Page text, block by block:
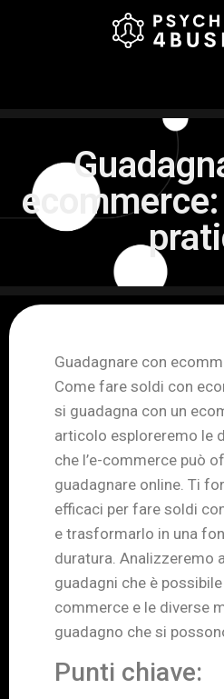
Guadagnare con
Come fare soldi con
si guadagna con un
articolo esploreremo le
che l’e-commerce può
guadagnare online. Ti
efficaci per fare soldi
e trasformarlo in una
duratura. Analizzeremo
guadagni che è
commerce e le diverse
guadagno che si
Punti chiave: